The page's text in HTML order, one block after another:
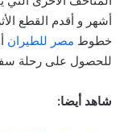
أشهر و أقدم القطع
خطوط مصر للطيران
للحصول على رحلة
شاهد أيضا: